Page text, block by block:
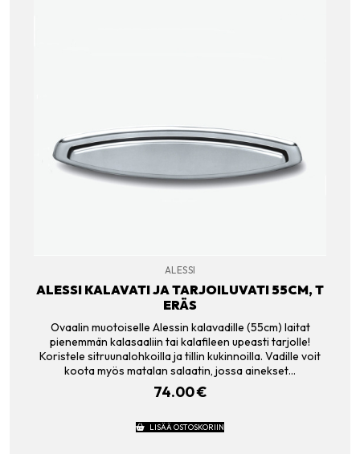
ALESSI
ALESSI KALAVATI JA TARJOILUVATI 55CM, T
ERÄS
Ovaalin muotoiselle Alessin kalavadille (55cm) laitat
pienemmän kalasaaliin tai kalafileen upeasti tarjolle!
Koristele sitruunalohkoilla ja tillin kukinnoilla. Vadille voit
koota myös matalan salaatin, jossa ainekset…
74.00€
LISÄÄ OSTOSKORIIN